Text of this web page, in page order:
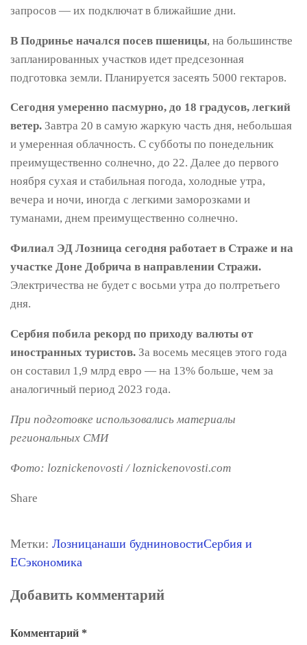
запросов — их подключат в ближайшие дни.
В Подринье начался посев пшеницы, на большинстве
запланированных участков идет предсезонная
подготовка земли. Планируется засеять 5000 гектаров.
Сегодня умеренно пасмурно, до 18 градусов, легкий
ветер. Завтра 20 в самую жаркую часть дня, небольшая
и умеренная облачность. С субботы по понедельник
преимущественно солнечно, до 22. Далее до первого
ноября сухая и стабильная погода, холодные утра,
вечера и ночи, иногда с легкими заморозками и
туманами, днем ​​преимущественно солнечно.
Филиал ЭД Лозница сегодня работает в Страже и на
участке Доне Добрича в направлении Стражи.
Электричества не будет с восьми утра до полтретьего
дня.
Сербия побила рекорд по приходу валюты от
иностранных туристов. За восемь месяцев этого года
он составил 1,9 млрд евро — на 13% больше, чем за
аналогичный период 2023 года.
При подготовке использовались материалы
региональных СМИ
Фото: loznickenovosti / loznickenovosti.com
Share
Метки: Лозницанаши будниновостиСербия и
ЕСэкономика
Добавить комментарий
Комментарий *